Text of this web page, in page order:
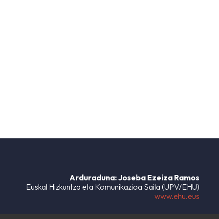
Arduraduna: Joseba Ezeiza Ramos
Euskal Hizkuntza eta Komunikazioa Saila (UPV/EHU)
www.ehu.eus